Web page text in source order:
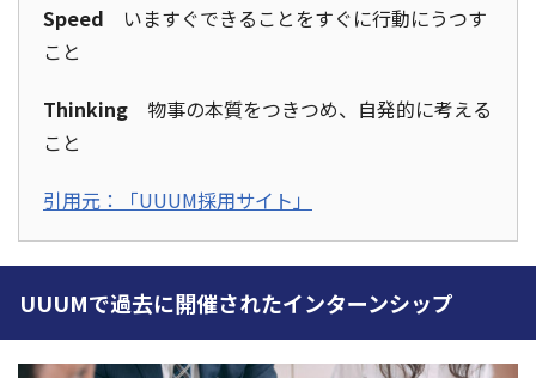
Speed いますぐできることをすぐに行動にうつす
こと
Thinking 物事の本質をつきつめ、自発的に考える
こと
引用元：「UUUM採用サイト」
UUUMで過去に開催されたインターンシップ